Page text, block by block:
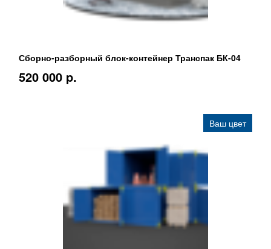
Сборно-разборный блок-контейнер Транспак БК-04
520 000 p.
Ваш цвет